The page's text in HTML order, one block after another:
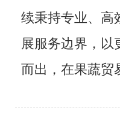
续秉持专业、高
展服务边界，以
而出，在果蔬贸